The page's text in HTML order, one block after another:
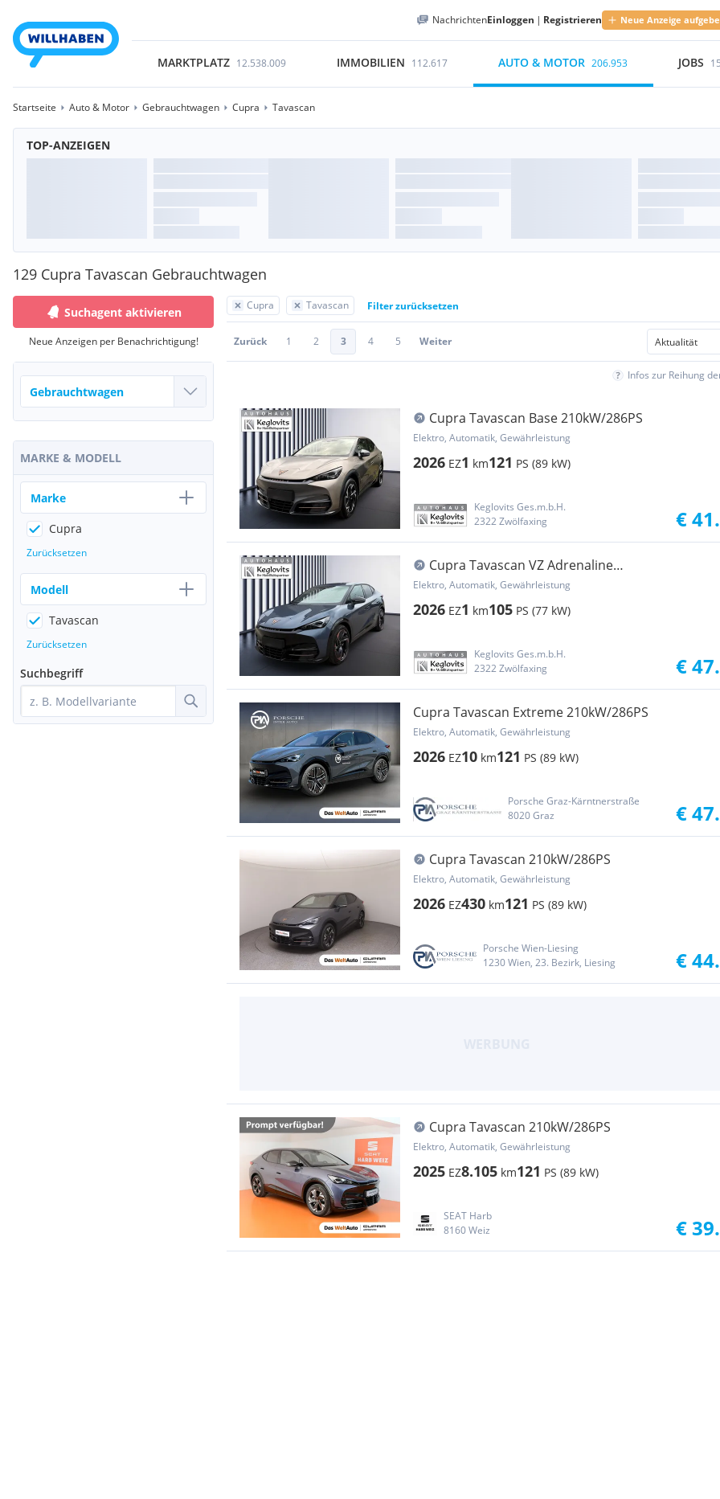
NachrichtenEinloggen | Registrieren Neue Anzeige
MARKTPLATZ 12.538.009 IMMOBILIEN 112.617 AUTO & MOTOR 206.953 JOBS
Startseite Auto & Motor Gebrauchtwagen Cupra Tavascan
TOP-ANZEIGEN
129 Cupra Tavascan Gebrauchtwagen
Cupra Tavascan Filter zurücksetzen
Zurück 1 2 3 4 5 Weiter
Infos zur Reihung
Cupra Tavascan Base 210kW/286PS
Elektro, Automatik, Gewährleistung
2026 EZ1 km121 PS (89 kW)
Keglovits Ges.m.b.H.
2322 Zwölfaxing
€
Cupra Tavascan VZ Adrenaline
4Drive250kW/340PS
Elektro, Automatik, Gewährleistung
2026 EZ1 km105 PS (77 kW)
Keglovits Ges.m.b.H.
2322 Zwölfaxing
€
Cupra Tavascan Extreme 210kW/286PS
Elektro, Automatik, Gewährleistung
2026 EZ10 km121 PS (89 kW)
Porsche Graz-Kärntnerstraße
8020 Graz
€
Cupra Tavascan 210kW/286PS
Elektro, Automatik, Gewährleistung
2026 EZ430 km121 PS (89 kW)
Porsche Wien-Liesing
1230 Wien, 23. Bezirk, Liesing
€
Cupra Tavascan 210kW/286PS
Elektro, Automatik, Gewährleistung
2025 EZ8.105 km121 PS (89 kW)
SEAT Harb
8160 Weiz
€
Suchagent aktivieren
Neue Anzeigen per Benachrichtigung!
MARKE & MODELL
Marke
Cupra
Zurücksetzen
Modell
Tavascan
Zurücksetzen
Suchbegriff